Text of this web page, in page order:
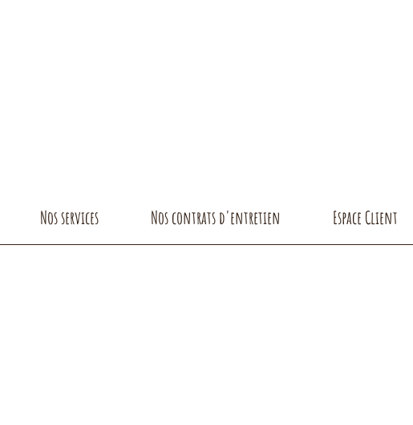
Nos services Nos contrats d'entretien Espace Client